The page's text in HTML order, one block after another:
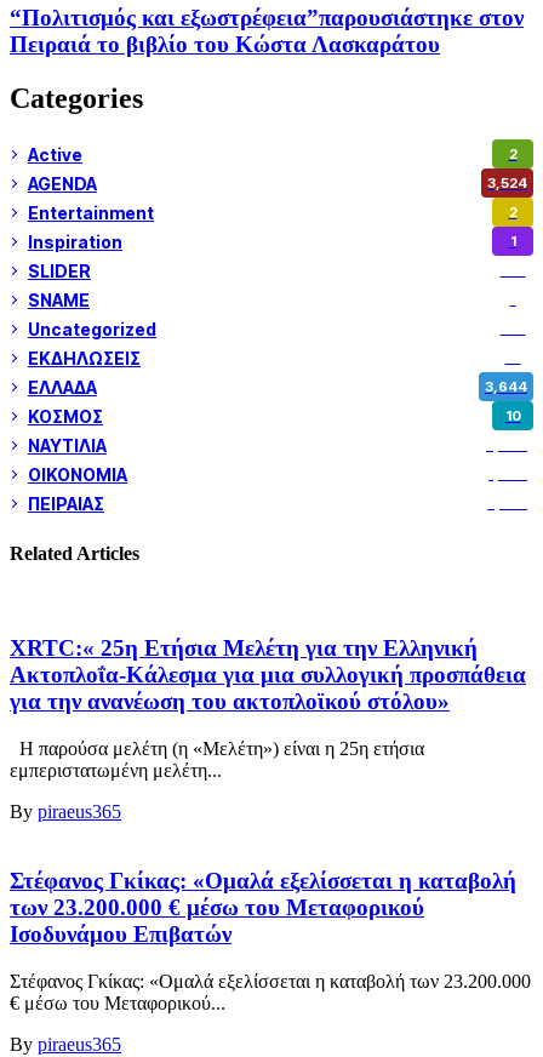
“Πολιτισμός και εξωστρέφεια”παρουσιάστηκε στον
Πειραιά το βιβλίο του Κώστα Λασκαράτου
Categories
Active 2
AGENDA 3,524
Entertainment 2
Inspiration 1
SLIDER
SNAME
Uncategorized
ΕΚΔΗΛΩΣΕΙΣ
ΕΛΛΑΔΑ 3,644
ΚΟΣΜΟΣ 10
ΝΑΥΤΙΛΙΑ
ΟΙΚΟΝΟΜΙΑ
ΠΕΙΡΑΙΑΣ
Related Articles
XRTC:« 25η Ετήσια Μελέτη για την Ελληνική
Ακτοπλοΐα-Κάλεσμα για μια συλλογική προσπάθεια
για την ανανέωση του ακτοπλοϊκού στόλου»
Η παρούσα μελέτη (η «Μελέτη») είναι η 25η ετήσια
εμπεριστατωμένη μελέτη...
By piraeus365
Στέφανος Γκίκας: «Ομαλά εξελίσσεται η καταβολή
των 23.200.000 € μέσω του Μεταφορικού
Ισοδυνάμου Επιβατών
Στέφανος Γκίκας: «Ομαλά εξελίσσεται η καταβολή των 23.200.000
€ μέσω του Μεταφορικού...
By piraeus365